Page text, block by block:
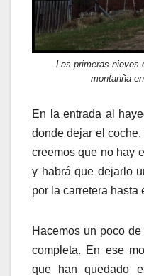
Las primeras nieves
montanña
En la entrada al
donde dejar el
creemos que no hay
y habrá que dejarlo
por la carretera hasta
Hacemos un poco
completa. En ese
que han quedado